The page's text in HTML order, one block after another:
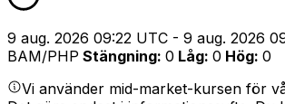
9 aug. 2026 09:22 UTC - 9 aug. 2026
BAM/PHP Stängning: 0 Låg: 0 Hög: 0
Vi använder mid-market-kursen för